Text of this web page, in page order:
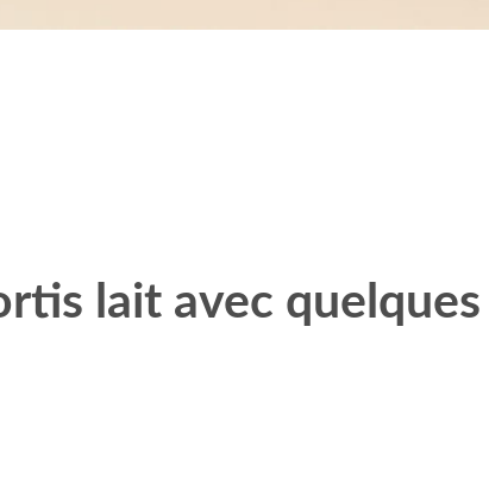
lait avec